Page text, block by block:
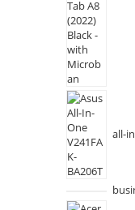
all-